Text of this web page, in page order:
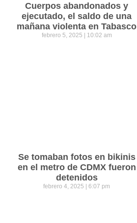
Cuerpos abandonados y
ejecutado, el saldo de una
mañana violenta en Tabasco
febrero 5, 2025 10:02 am
Se tomaban fotos en bikinis
en el metro de CDMX fueron
detenidos
febrero 4, 2025 6:07 pm